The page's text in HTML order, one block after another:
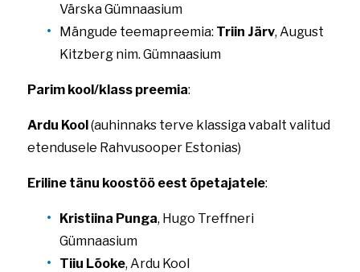
Värska Gümnaasium
Mängude teemapreemia: Triin Järv, August
Kitzberg nim. Gümnaasium
Parim kool/klass preemia:
Ardu Kool(auhinnaks terve klassiga vabalt valitud
etendusele Rahvusooper Estonias)
Eriline tänu koostöö eest õpetajatele:
Kristiina Punga, Hugo Treffneri
Gümnaasium
Tiiu Lõoke, Ardu Kool